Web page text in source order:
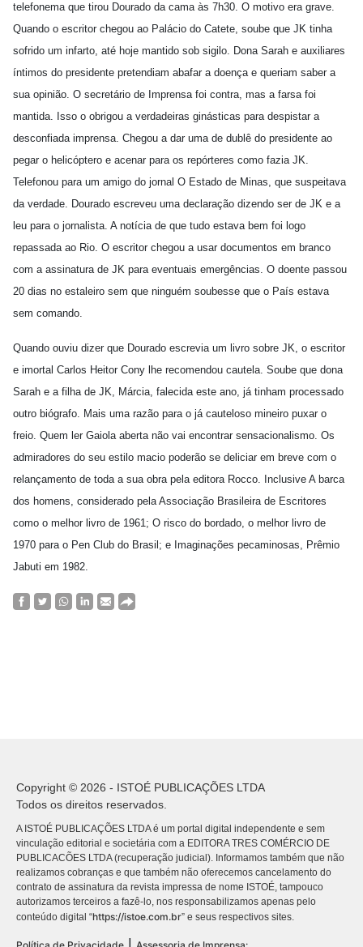
telefonema que tirou Dourado da cama às 7h30. O motivo era grave.
Quando o escritor chegou ao Palácio do Catete, soube que JK tinha
sofrido um infarto, até hoje mantido sob sigilo. Dona Sarah e auxiliares
íntimos do presidente pretendiam abafar a doença e queriam saber a
sua opinião. O secretário de Imprensa foi contra, mas a farsa foi
mantida. Isso o obrigou a verdadeiras ginásticas para despistar a
desconfiada imprensa. Chegou a dar uma de dublê do presidente ao
pegar o helicóptero e acenar para os repórteres como fazia JK.
Telefonou para um amigo do jornal O Estado de Minas, que suspeitava
da verdade. Dourado escreveu uma declaração dizendo ser de JK e a
leu para o jornalista. A notícia de que tudo estava bem foi logo
repassada ao Rio. O escritor chegou a usar documentos em branco
com a assinatura de JK para eventuais emergências. O doente passou
20 dias no estaleiro sem que ninguém soubesse que o País estava
sem comando.
Quando ouviu dizer que Dourado escrevia um livro sobre JK, o escritor
e imortal Carlos Heitor Cony lhe recomendou cautela. Soube que dona
Sarah e a filha de JK, Márcia, falecida este ano, já tinham processado
outro biógrafo. Mais uma razão para o já cauteloso mineiro puxar o
freio. Quem ler Gaiola aberta não vai encontrar sensacionalismo. Os
admiradores do seu estilo macio poderão se deliciar em breve com o
relançamento de toda a sua obra pela editora Rocco. Inclusive A barca
dos homens, considerado pela Associação Brasileira de Escritores
como o melhor livro de 1961; O risco do bordado, o melhor livro de
1970 para o Pen Club do Brasil; e Imaginações pecaminosas, Prêmio
Jabuti em 1982.
Copyright © 2026 - ISTOÉ PUBLICAÇÕES LTDA
Todos os direitos reservados.
A ISTOÉ PUBLICAÇÕES LTDA é um portal digital independente e sem
vinculação editorial e societária com a EDITORA TRES COMÉRCIO DE
PUBLICACÕES LTDA (recuperação judicial). Informamos também que não
realizamos cobranças e que também não oferecemos cancelamento do
contrato de assinatura da revista impressa de nome ISTOÉ, tampouco
autorizamos terceiros a fazê-lo, nos responsabilizamos apenas pelo
conteúdo digital “https://istoe.com.br” e seus respectivos sites.